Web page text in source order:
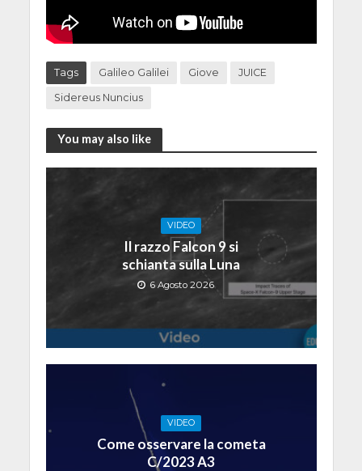
Tags Galileo Galilei Giove JUICE
Sidereus Nuncius
You may also like
VIDEO
Il razzo Falcon 9 si
schianta sulla Luna
6 Agosto 2026
VIDEO
Come osservare la cometa
C/2023 A3